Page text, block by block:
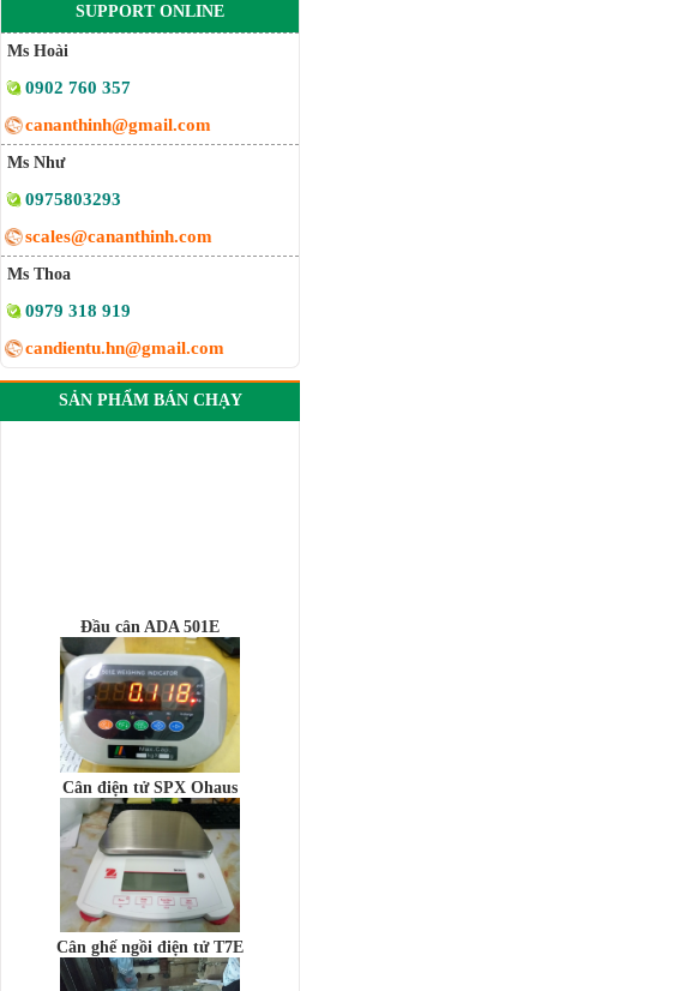
SUPPORT ONLINE
Ms Hoài
0902 760 357
cananthinh@gmail.com
Ms Như
0975803293
scales@cananthinh.com
Ms Thoa
0979 318 919
candientu.hn@gmail.com
SẢN PHẨM BÁN CHẠY
Cân điện tử SPX Ohaus
Cân ghế ngồi điện tử T7E